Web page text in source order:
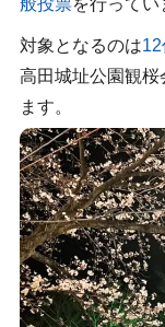
般投票を行ってい
対象となるのは12
高田城址公園観桜
ます。